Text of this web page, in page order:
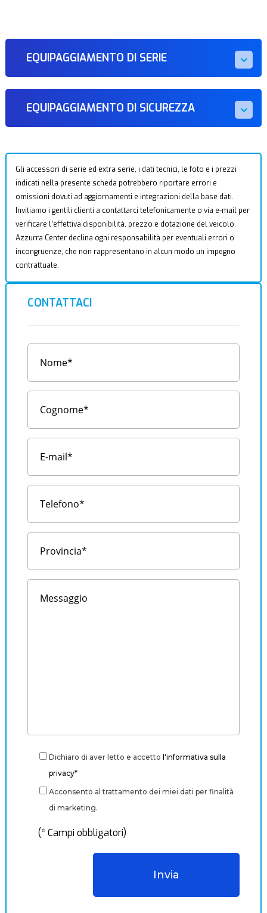
EQUIPAGGIAMENTO DI SERIE
EQUIPAGGIAMENTO DI SICUREZZA
Gli accessori di serie ed extra serie, i dati tecnici, le foto e i prezzi
indicati nella presente scheda potrebbero riportare errori e
omissioni dovuti ad aggiornamenti e integrazioni della base dati.
Invitiamo i gentili clienti a contattarci telefonicamente o via e-mail per
verificare l’effettiva disponibilità, prezzo e dotazione del veicolo.
Azzurra Center declina ogni responsabilità per eventuali errori o
incongruenze, che non rappresentano in alcun modo un impegno
contrattuale.
CONTATTACI
Dichiaro di aver letto e accetto l'informativa sulla
privacy*
Acconsento al trattamento dei miei dati per finalità
di marketing.
(* Campi obbligatori)